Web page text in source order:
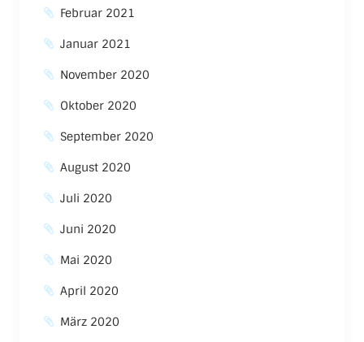
Februar 2021
Januar 2021
November 2020
Oktober 2020
September 2020
August 2020
Juli 2020
Juni 2020
Mai 2020
April 2020
März 2020